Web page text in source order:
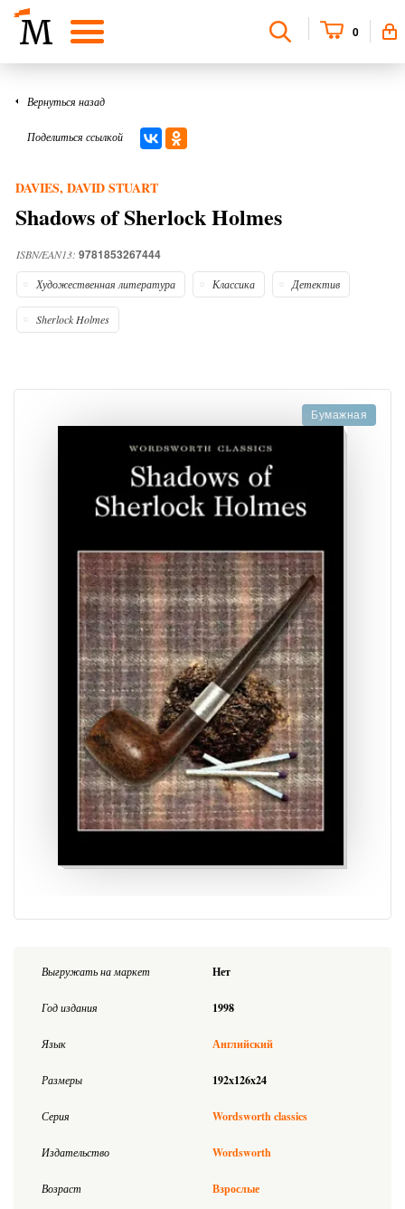
0
Вернуться назад
Поделиться ссылкой
DAVIES, DAVID STUART
Shadows of Sherlock Holmes
ISBN/EAN13: 9781853267444
Художественная литература Классика Детектив
Sherlock Holmes
Бумажная
Выгружать на маркет Нет
Год издания 1998
Язык Английский
Размеры 192x126x24
Серия Wordsworth classics
Издательство Wordsworth
Возраст Взрослые